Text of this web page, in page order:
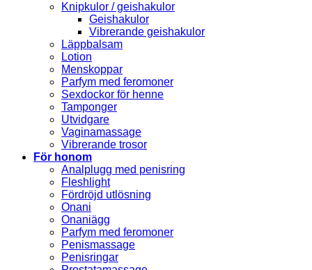
Knipkulor / geishakulor
Geishakulor
Vibrerande geishakulor
Läppbalsam
Lotion
Menskoppar
Parfym med feromoner
Sexdockor för henne
Tamponger
Utvidgare
Vaginamassage
Vibrerande trosor
För honom
Analplugg med penisring
Fleshlight
Fördröjd utlösning
Onani
Onaniägg
Parfym med feromoner
Penismassage
Penisringar